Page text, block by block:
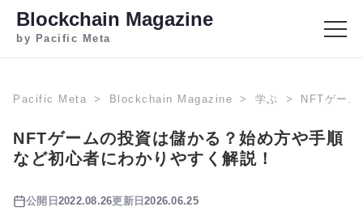
Blockchain Magazine
by Pacific Meta
Pacific Meta Blockchain Magazine 学ぶ NFTゲー
NFTゲームの投資は儲かる？始め方や手順
など初心者にわかりやすく解説！
公開日 2022.08.26更新日2026.06.25